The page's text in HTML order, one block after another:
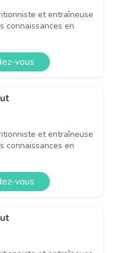
et entraîneuse
connaissances en
vous
et entraîneuse
connaissances en
vous